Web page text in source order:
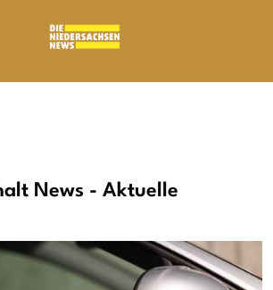
News - Aktuelle